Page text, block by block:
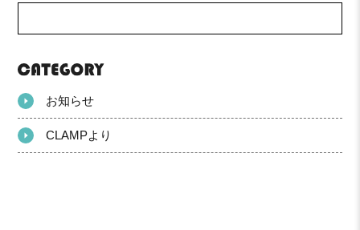
お知らせ
CLAMPより